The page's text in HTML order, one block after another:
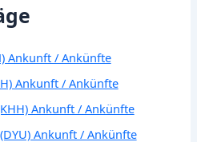
Ankunft / Ankünfte
Ankunft / Ankünfte
Ankunft / Ankünfte
Ankunft / Ankünfte